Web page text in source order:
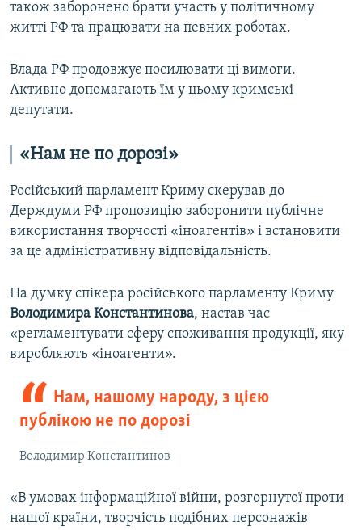
також заборонено брати участь у політичному
житті РФ та працювати на певних роботах.
Влада РФ продовжує посилювати ці вимоги.
Активно допомагають їм у цьому кримські
депутати.
«Нам не по дорозі»
Російський парламент Криму скерував до
Держдуми РФ пропозицію заборонити публічне
використання творчості «іноагентів» і встановити
за це адміністративну відповідальність.
На думку спікера російського парламенту Криму
Володимира Константинова, настав час
«регламентувати сферу споживання продукції, яку
виробляють «іноагенти».
Нам, нашому народу, з цією
публікою не по дорозі
Володимир Константинов
«В умовах інформаційної війни, розгорнутої проти
нашої країни, творчість подібних персонажів